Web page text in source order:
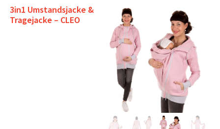
3in1 Umstandsjacke &
Tragejacke – CLEO